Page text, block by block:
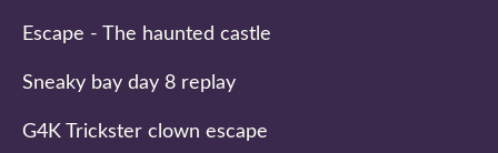
Escape - The haunted castle
Sneaky bay day 8 replay
G4K Trickster clown escape